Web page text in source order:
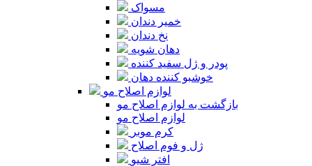
مسواک
خمیر دندان
نخ دندان
دهان شویه
پودر و ژل سفید کننده
خوشبو کننده دهان
لوازم اصلاح مو
بازگشت به لوازم اصلاح مو
لوازم اصلاح مو
کرم موبر
ژل و فوم اصلاح
افتر شیو